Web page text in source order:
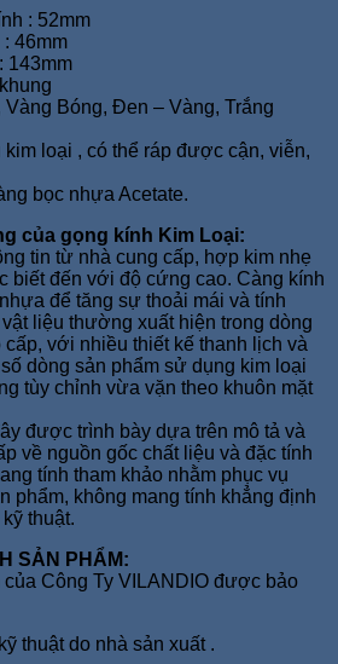
: 52mm
46mm
143mm
Bóng, Đen – Vàng, Trắng
loại , có thể ráp được cận, viễn,
bọc nhựa Acetate.
của gọng kính Kim Loại:
tin từ nhà cung cấp, hợp kim nhẹ
biết đến với độ cứng cao. Càng kính
để tăng sự thoải mái và tính
liệu thường xuất hiện trong dòng
với nhiều thiết kế thanh lịch và
dòng sản phẩm sử dụng kim loại
tùy chỉnh vừa vặn theo khuôn mặt
được trình bày dựa trên mô tả và
về nguồn gốc chất liệu và đặc tính
tính tham khảo nhằm phục vụ
phẩm, không mang tính khẳng định
thuật.
SẢN PHẨM:
của Công Ty VILANDIO được bảo
thuật do nhà sản xuất .